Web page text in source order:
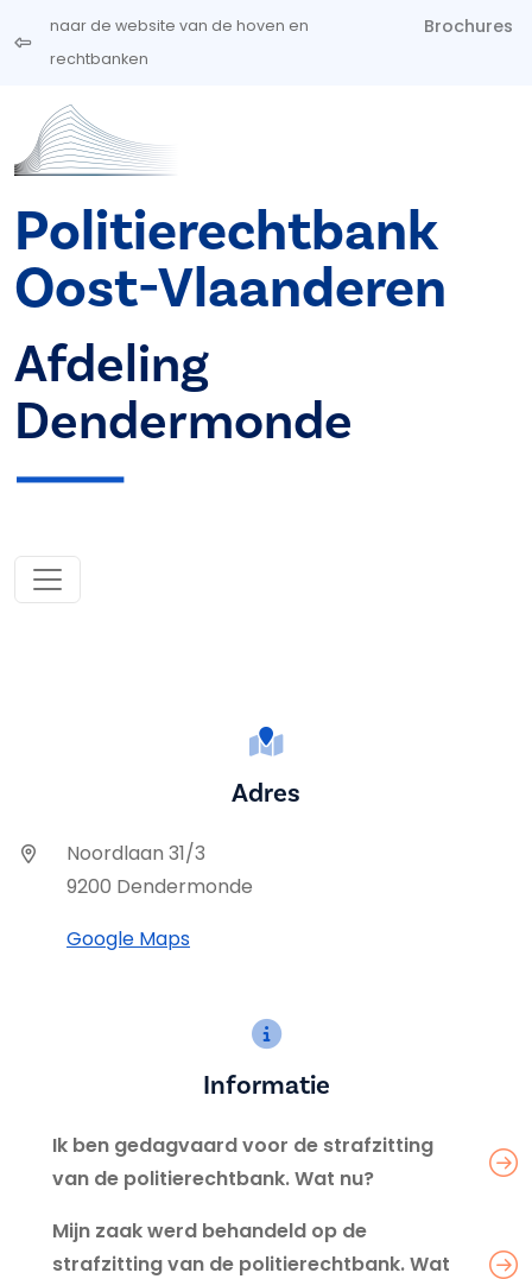
Overslaan en naar de inhoud gaan
naar de website van de hoven en
rechtbanken
Brochures
Politierechtbank
Oost-Vlaanderen
Afdeling
Dendermonde
Adres
Noordlaan 31/3
9200 Dendermonde
Google Maps
Informatie
Ik ben gedagvaard voor de strafzitting
van de politierechtbank. Wat nu?
Mijn zaak werd behandeld op de
strafzitting van de politierechtbank. Wat